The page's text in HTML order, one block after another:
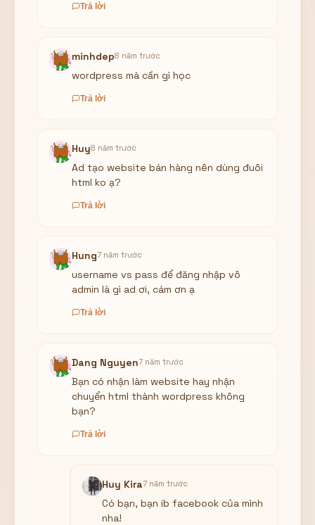
Trả lời
minhdep8 năm trước
wordpress mà cần gì học
Trả lời
Huy8 năm trước
Ad tạo website bán hàng nên dùng đuôi
html ko ạ?
Trả lời
Hung7 năm trước
username vs pass để đăng nhập vô
admin là gì ad ơi, cám ơn ạ
Trả lời
Dang Nguyen7 năm trước
Bạn có nhận làm website hay nhận
chuyển html thành wordpress không
bạn?
Trả lời
Huy Kira7 năm trước
Có bạn, bạn ib facebook của mình
nha!